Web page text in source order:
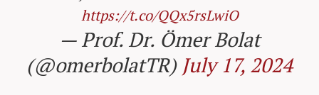
https://t.co/QQx5rsLwiO
— Prof. Dr. Ömer Bolat
(@omerbolatTR) July 17, 2024